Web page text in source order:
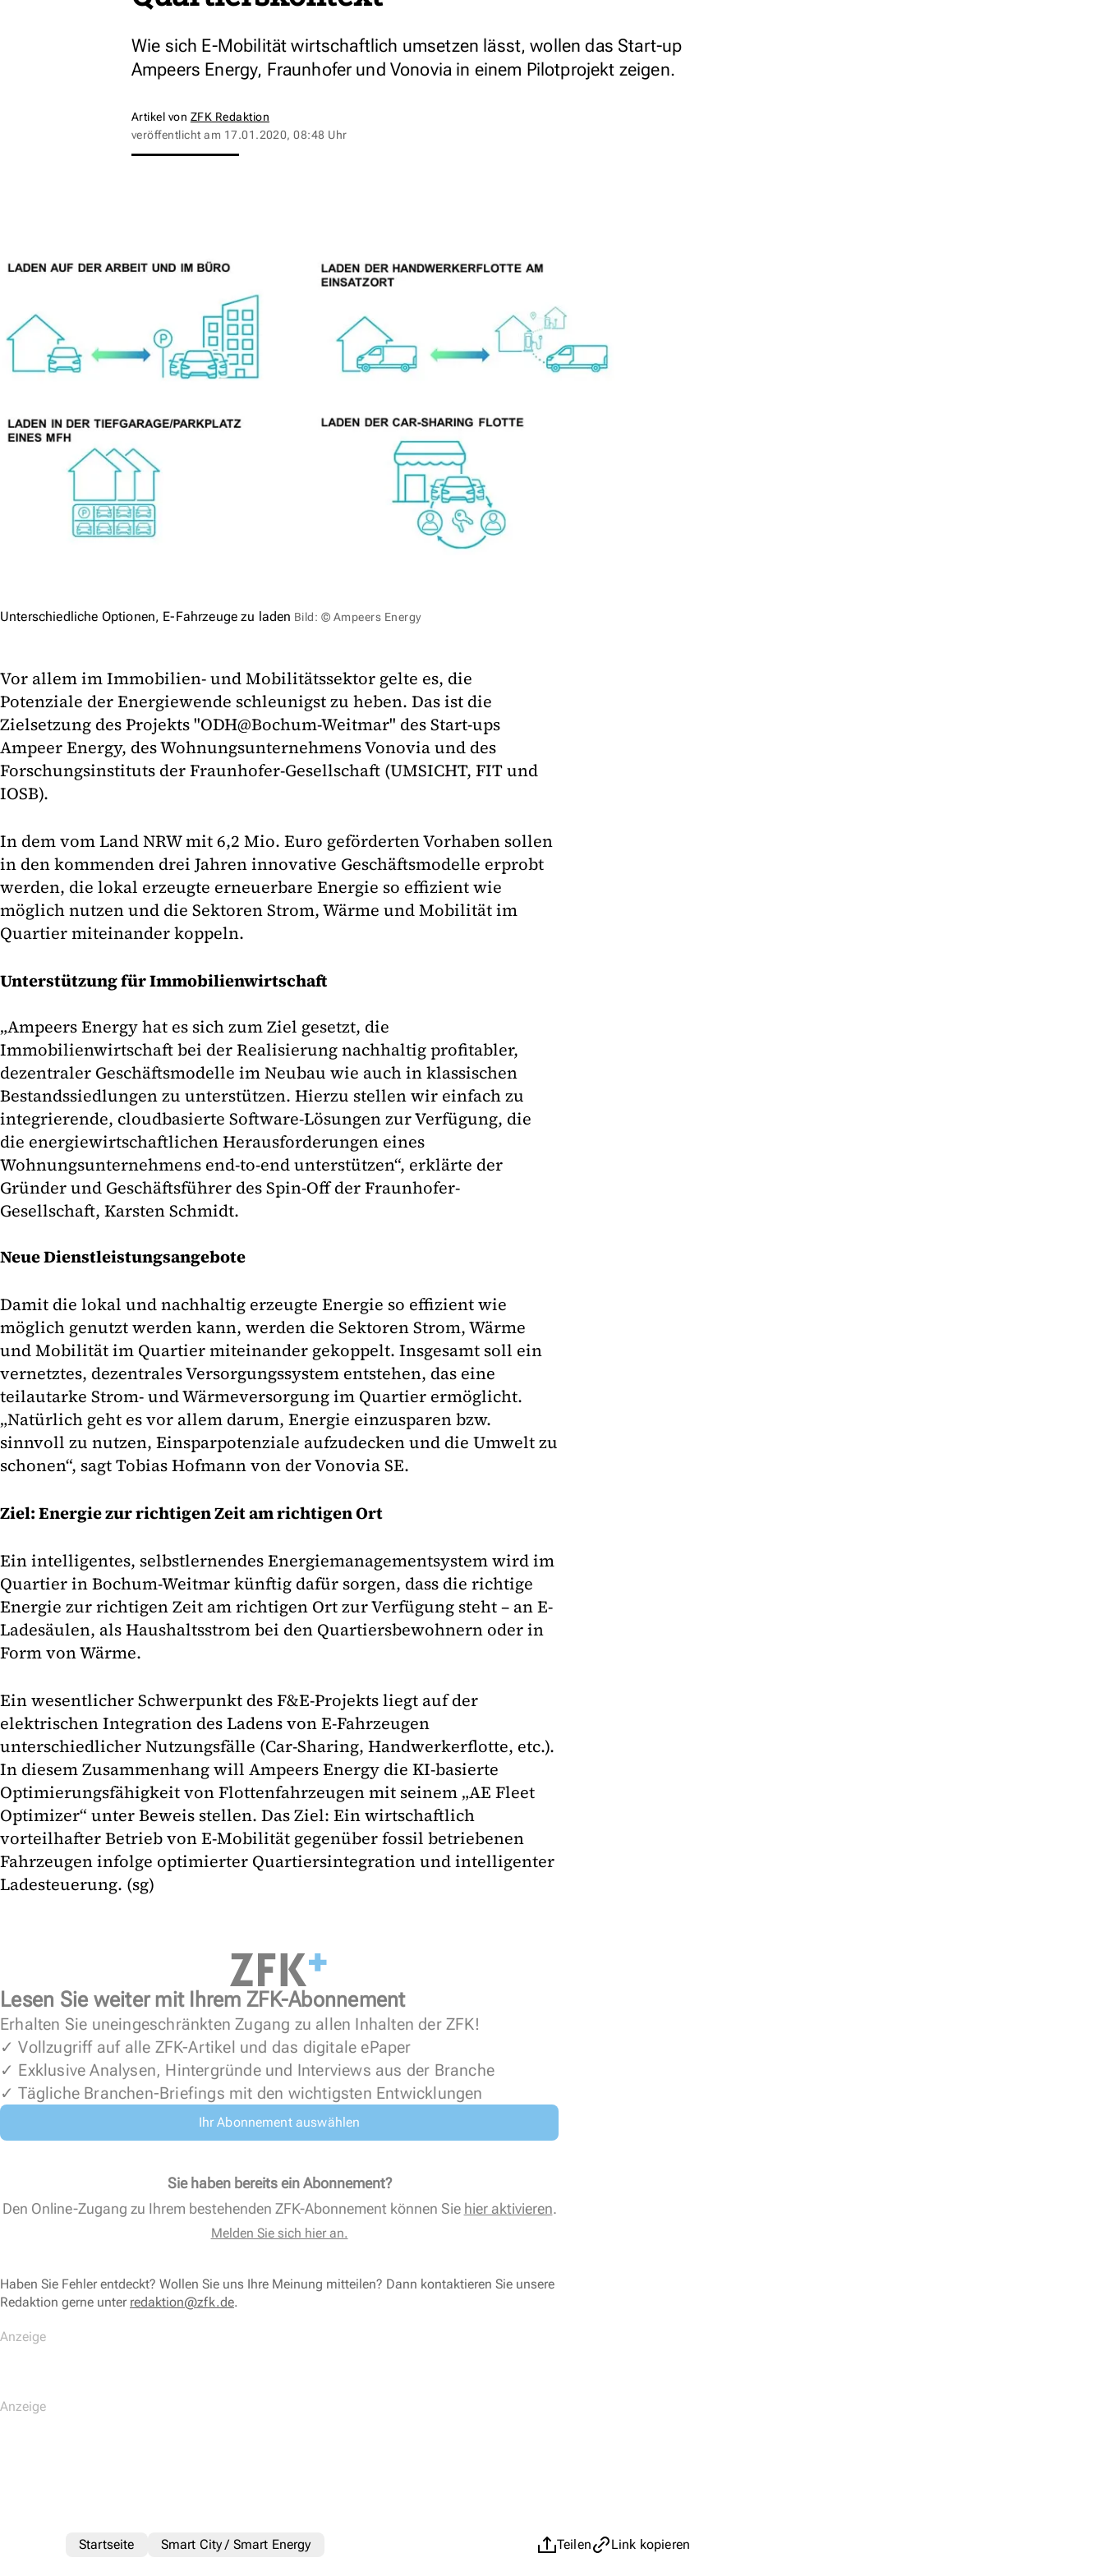
Wie sich E-Mobilität wirtschaftlich umsetzen lässt, wollen das Start-up
Ampeers Energy, Fraunhofer und Vonovia in einem Pilotprojekt zeigen.
Artikel von ZFK Redaktion
veröffentlicht am 17.01.2020, 08:48 Uhr
Unterschiedliche Optionen, E-Fahrzeuge zu laden Bild: © Ampeers Energy
Vor allem im Immobilien- und Mobilitätssektor gelte es, die
Potenziale der Energiewende schleunigst zu heben. Das ist die
Zielsetzung des Projekts "ODH@Bochum-Weitmar" des Start-ups
Ampeer Energy, des Wohnungsunternehmens Vonovia und des
Forschungsinstituts der Fraunhofer-Gesellschaft (UMSICHT, FIT und
IOSB).
In dem vom Land NRW mit 6,2 Mio. Euro geförderten Vorhaben sollen
in den kommenden drei Jahren innovative Geschäftsmodelle erprobt
werden, die lokal erzeugte erneuerbare Energie so effizient wie
möglich nutzen und die Sektoren Strom, Wärme und Mobilität im
Quartier miteinander koppeln.
Unterstützung für Immobilienwirtschaft
„Ampeers Energy hat es sich zum Ziel gesetzt, die
Immobilienwirtschaft bei der Realisierung nachhaltig profitabler,
dezentraler Geschäftsmodelle im Neubau wie auch in klassischen
Bestandssiedlungen zu unterstützen. Hierzu stellen wir einfach zu
integrierende, cloudbasierte Software-Lösungen zur Verfügung, die
die energiewirtschaftlichen Herausforderungen eines
Wohnungsunternehmens end-to-end unterstützen“, erklärte der
Gründer und Geschäftsführer des Spin-Off der Fraunhofer-
Gesellschaft, Karsten Schmidt.
Neue Dienstleistungsangebote
Damit die lokal und nachhaltig erzeugte Energie so effizient wie
möglich genutzt werden kann, werden die Sektoren Strom, Wärme
und Mobilität im Quartier miteinander gekoppelt. Insgesamt soll ein
vernetztes, dezentrales Versorgungssystem entstehen, das eine
teilautarke Strom- und Wärmeversorgung im Quartier ermöglicht.
„Natürlich geht es vor allem darum, Energie einzusparen bzw.
sinnvoll zu nutzen, Einsparpotenziale aufzudecken und die Umwelt zu
schonen“, sagt Tobias Hofmann von der Vonovia SE.
Ziel: Energie zur richtigen Zeit am richtigen Ort
Ein intelligentes, selbstlernendes Energiemanagementsystem wird im
Quartier in Bochum-Weitmar künftig dafür sorgen, dass die richtige
Energie zur richtigen Zeit am richtigen Ort zur Verfügung steht – an E-
Ladesäulen, als Haushaltsstrom bei den Quartiersbewohnern oder in
Form von Wärme.
Ein wesentlicher Schwerpunkt des F&E-Projekts liegt auf der
elektrischen Integration des Ladens von E-Fahrzeugen
unterschiedlicher Nutzungsfälle (Car-Sharing, Handwerkerflotte, etc.).
In diesem Zusammenhang will Ampeers Energy die KI-basierte
Optimierungsfähigkeit von Flottenfahrzeugen mit seinem „AE Fleet
Optimizer“ unter Beweis stellen. Das Ziel: Ein wirtschaftlich
vorteilhafter Betrieb von E-Mobilität gegenüber fossil betriebenen
Fahrzeugen infolge optimierter Quartiersintegration und intelligenter
Ladesteuerung. (sg)
Lesen Sie weiter mit Ihrem ZFK-Abonnement
Erhalten Sie uneingeschränkten Zugang zu allen Inhalten der ZFK!
✓ Vollzugriff auf alle ZFK-Artikel und das digitale ePaper
✓ Exklusive Analysen, Hintergründe und Interviews aus der Branche
✓ Tägliche Branchen-Briefings mit den wichtigsten Entwicklungen
Ihr Abonnement auswählen
Sie haben bereits ein Abonnement?
Den Online-Zugang zu Ihrem bestehenden ZFK-Abonnement können Sie hier aktivieren.
Melden Sie sich hier an.
Haben Sie Fehler entdeckt? Wollen Sie uns Ihre Meinung mitteilen? Dann kontaktieren Sie unsere
Redaktion gerne unter redaktion@zfk.de.
Teilen Link kopieren
Startseite Smart City / Smart Energy